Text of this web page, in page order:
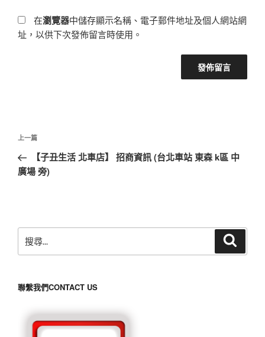
在瀏覽器中儲存顯示名稱、電子郵件地址及個人網站網
址，以供下次發佈留言時使用。
文
導
覽
上
一
篇
上一篇
【子丑生活 北車店】 招商資訊 (台北車站 東森 k區 中
廣場 旁)
尋
字:
聯繫我們CONTACT US